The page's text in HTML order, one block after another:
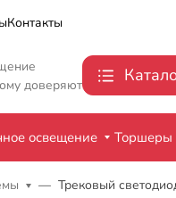
Контакты
доверяют
освещение Торшеры
Трековый